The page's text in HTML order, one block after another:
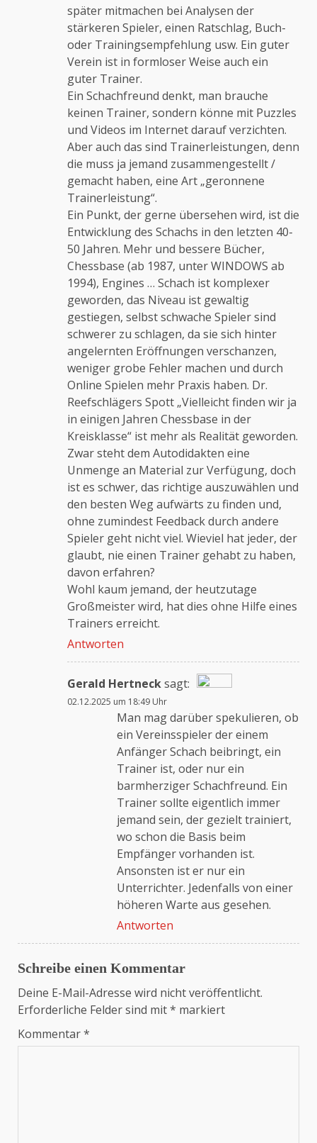
später mitmachen bei Analysen der
stärkeren Spieler, einen Ratschlag, Buch-
oder Trainingsempfehlung usw. Ein guter
Verein ist in formloser Weise auch ein
guter Trainer.
Ein Schachfreund denkt, man brauche
keinen Trainer, sondern könne mit Puzzles
und Videos im Internet darauf verzichten.
Aber auch das sind Trainerleistungen, denn
die muss ja jemand zusammengestellt /
gemacht haben, eine Art „geronnene
Trainerleistung“.
Ein Punkt, der gerne übersehen wird, ist die
Entwicklung des Schachs in den letzten 40-
50 Jahren. Mehr und bessere Bücher,
Chessbase (ab 1987, unter WINDOWS ab
1994), Engines … Schach ist komplexer
geworden, das Niveau ist gewaltig
gestiegen, selbst schwache Spieler sind
schwerer zu schlagen, da sie sich hinter
angelernten Eröffnungen verschanzen,
weniger grobe Fehler machen und durch
Online Spielen mehr Praxis haben. Dr.
Reefschlägers Spott „Vielleicht finden wir ja
in einigen Jahren Chessbase in der
Kreisklasse“ ist mehr als Realität geworden.
Zwar steht dem Autodidakten eine
Unmenge an Material zur Verfügung, doch
ist es schwer, das richtige auszuwählen und
den besten Weg aufwärts zu finden und,
ohne zumindest Feedback durch andere
Spieler geht nicht viel. Wieviel hat jeder, der
glaubt, nie einen Trainer gehabt zu haben,
davon erfahren?
Wohl kaum jemand, der heutzutage
Großmeister wird, hat dies ohne Hilfe eines
Trainers erreicht.
Antworten
Gerald Hertnecksagt:
Das „Echte-Person“-Abzeichen!
Anti-Spam von CleanTalk
02.12.2025 um 18:49 Uhr
Man mag darüber spekulieren, ob
ein Vereinsspieler der einem
Anfänger Schach beibringt, ein
Trainer ist, oder nur ein
barmherziger Schachfreund. Ein
Trainer sollte eigentlich immer
jemand sein, der gezielt trainiert,
wo schon die Basis beim
Empfänger vorhanden ist.
Ansonsten ist er nur ein
Unterrichter. Jedenfalls von einer
höheren Warte aus gesehen.
Antworten
Schreibe einen Kommentar
Deine E-Mail-Adresse wird nicht veröffentlicht.
Erforderliche Felder sind mit* markiert
Kommentar*